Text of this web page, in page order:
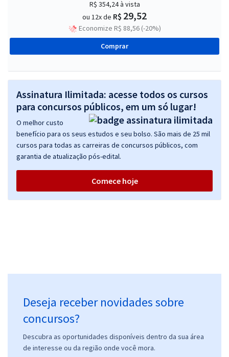
R$ 354,24à vista
ou 12x de R$ 29,52
Economize R$ 88,56 (-20%)
Comprar
Assinatura Ilimitada: acesse todos os cursos
para concursos públicos, em um só lugar!
O melhor custo
benefício para os seus estudos e seu bolso. São mais de 25 mil
cursos para todas as carreiras de concursos públicos, com
garantia de atualização pós-edital.
Comece hoje
Deseja receber novidades sobre
concursos?
Descubra as oportunidades disponíveis dentro da sua área
de interesse ou da região onde você mora.